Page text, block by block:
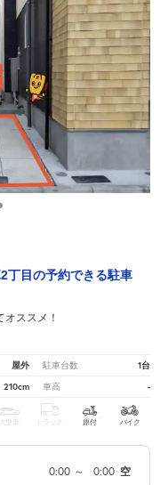
丁目の予約できる駐車
オススメ！
屋外 駐車台数 1台
210cm 車高 -
大型車 トラック 原付 バイク
0:00 ～ 0:00 空